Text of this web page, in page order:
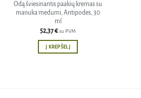
Odą šviesinantis paakių kremas su
manuka medumi, Antipodes, 30
ml
52,37€su PVM
Į KREPŠELĮ